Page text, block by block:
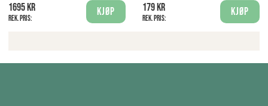
1695 kr
Rek. pris:
Kjøp 179 kr
Rek. pris:
Kjøp